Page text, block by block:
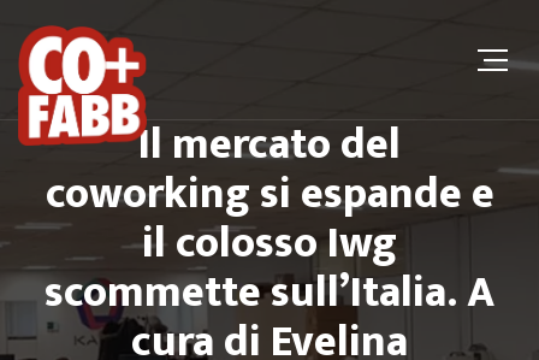
Il mercato del
coworking si espande e
il colosso Iwg
scommette sull’Italia. A
cura di Evelina